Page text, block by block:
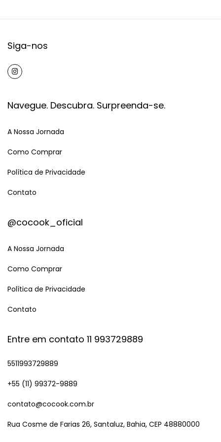
Siga-nos
Navegue. Descubra. Surpreenda-se.
A Nossa Jornada
Como Comprar
Política de Privacidade
Contato
@cocook_oficial
A Nossa Jornada
Como Comprar
Política de Privacidade
Contato
Entre em contato 11 993729889
5511993729889
+55 (11) 99372-9889
contato@cocook.com.br
Rua Cosme de Farias 26, Santaluz, Bahia, CEP 48880000